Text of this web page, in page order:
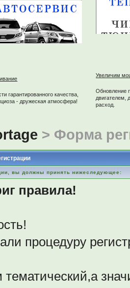
гарантированного качества,
- дружеская атмосфера!
Увеличим
Обновление
двигателем,
расход.
> Форма
вы должны принять нижеследующее:
правила!
процедуру